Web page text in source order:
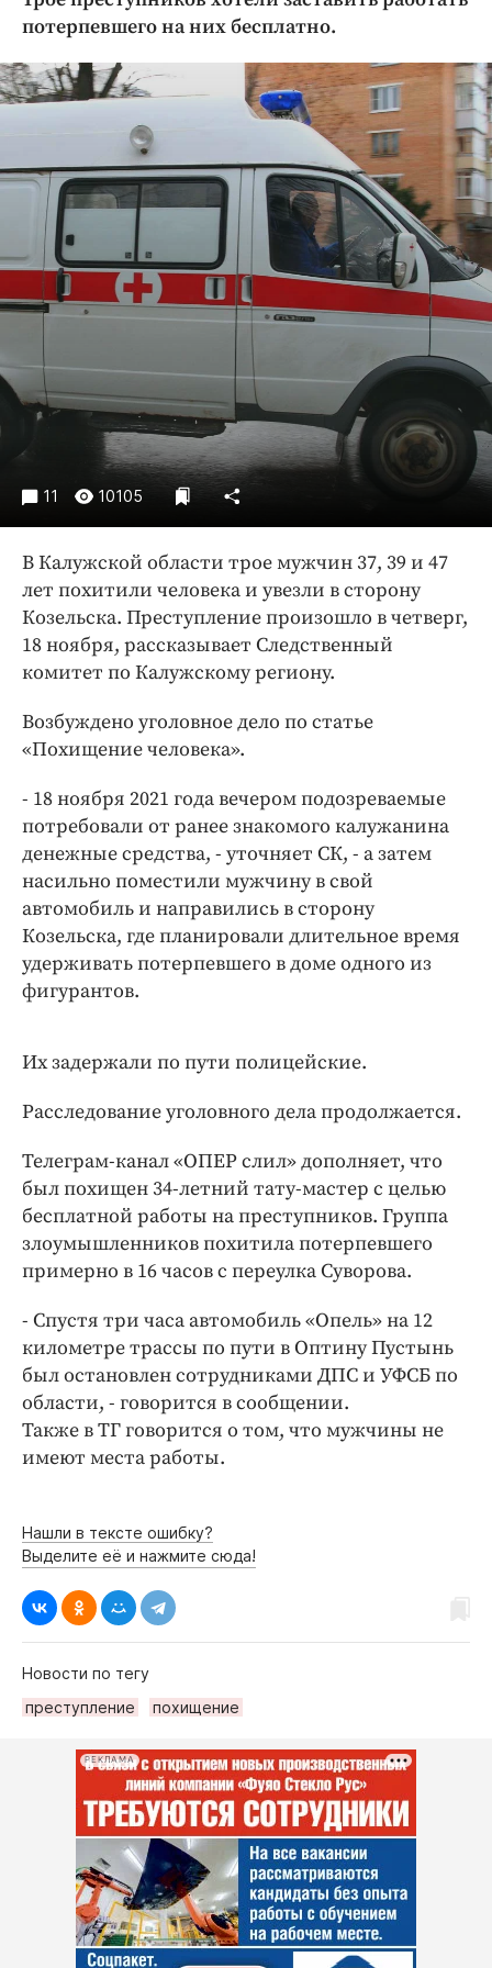
Криминал
Недвижимость и ЖКХ
Общество
Погода
Праздники
Происшествия
Спорт
Экономика и бизнес
Блоги
Издания
Медиаперсона
Интересное чтиво
Клиника года
Бренд года
Работодатель года
потерпевшего на них бесплатно.
11 10105
В Калужской области трое мужчин 37, 39 и 47
лет похитили человека и увезли в сторону
Козельска. Преступление произошло в четверг,
18 ноября, рассказывает Следственный
комитет по Калужскому региону.
Возбуждено уголовное дело по статье
«Похищение человека».
- 18 ноября 2021 года вечером подозреваемые
потребовали от ранее знакомого калужанина
денежные средства, - уточняет СК, - а затем
насильно поместили мужчину в свой
автомобиль и направились в сторону
Козельска, где планировали длительное время
удерживать потерпевшего в доме одного из
фигурантов.
Их задержали по пути полицейские.
Расследование уголовного дела продолжается.
Телеграм-канал «ОПЕР слил» дополняет, что
был похищен 34-летний тату-мастер с целью
бесплатной работы на преступников. Группа
злоумышленников похитила потерпевшего
примерно в 16 часов с переулка Суворова.
- Спустя три часа автомобиль «Опель» на 12
километре трассы по пути в Оптину Пустынь
был остановлен сотрудниками ДПС и УФСБ по
области, - говорится в сообщении.
Также в ТГ говорится о том, что мужчины не
имеют места работы.
Нашли в тексте ошибку?
Выделите её и нажмите сюда!
Новости по тегу
преступление
похищение
РЕКЛАМА